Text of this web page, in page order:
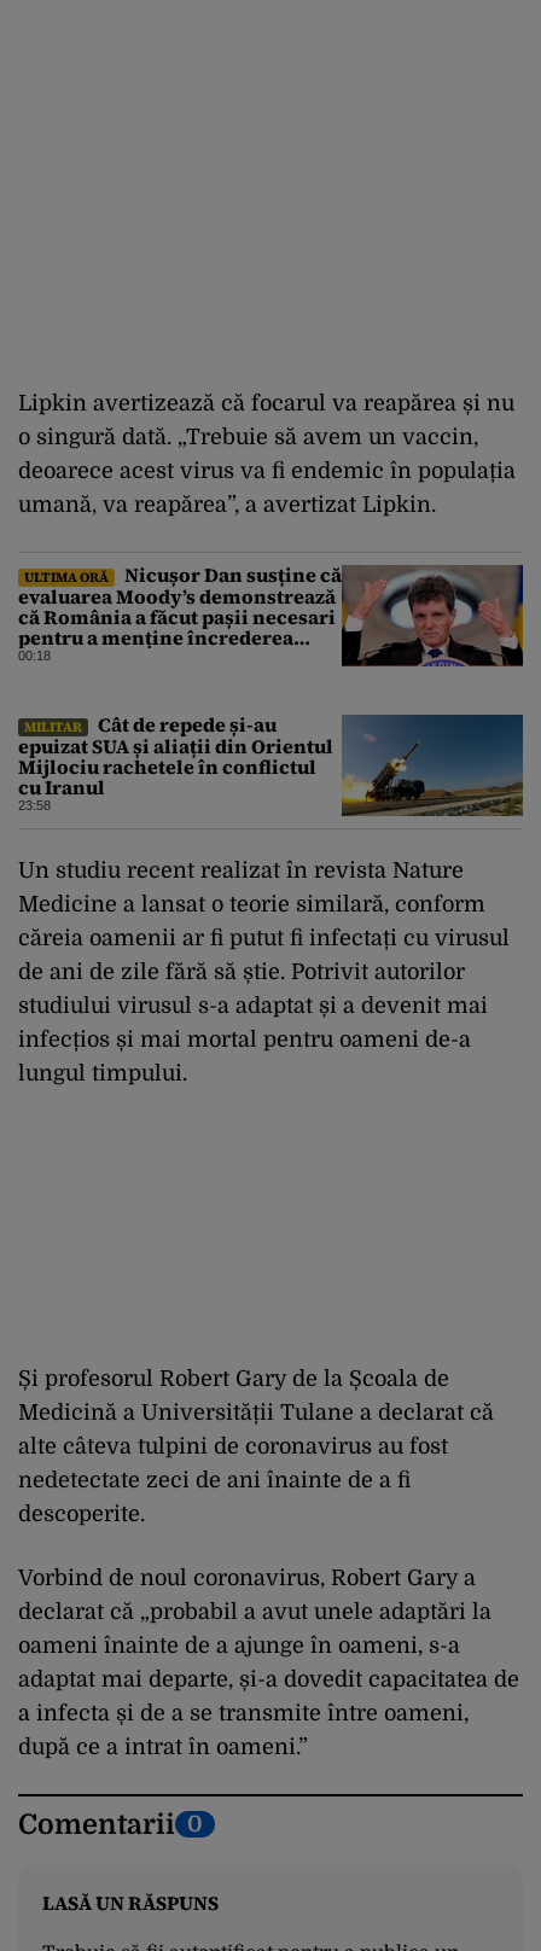
Lipkin avertizează că focarul va reapărea și nu
o singură dată. „Trebuie să avem un vaccin,
deoarece acest virus va fi endemic în populația
umană, va reapărea”, a avertizat Lipkin.
ULTIMA ORĂ
Nicușor Dan susține că
evaluarea Moody’s demonstrează
că România a făcut pașii necesari
pentru a menține încrederea
investitorilor: „Totuși,
00:18
MILITAR
Cât de repede și-au
epuizat SUA și aliații din Orientul
Mijlociu rachetele în conflictul
cu Iranul
23:58
Un studiu recent realizat în revista Nature
Medicine a lansat o teorie similară, conform
căreia oamenii ar fi putut fi infectați cu virusul
de ani de zile fără să știe. Potrivit autorilor
studiului virusul s-a adaptat și a devenit mai
infecțios și mai mortal pentru oameni de-a
lungul timpului.
Și profesorul Robert Gary de la Școala de
Medicină a Universității Tulane a declarat că
alte câteva tulpini de coronavirus au fost
nedetectate zeci de ani înainte de a fi
descoperite.
Vorbind de noul coronavirus, Robert Gary a
declarat că „probabil a avut unele adaptări la
oameni înainte de a ajunge în oameni, s-a
adaptat mai departe, și-a dovedit capacitatea de
a infecta și de a se transmite între oameni,
după ce a intrat în oameni.”
Comentarii 0
LASĂ UN RĂSPUNS